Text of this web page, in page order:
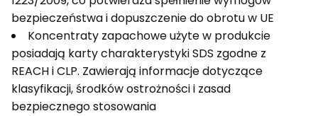
bezpieczeństwa i dopuszczenie do obrotu w UE
Koncentraty zapachowe użyte w produkcie
posiadają karty charakterystyki SDS zgodne z
REACH i CLP. Zawierają informacje dotyczące
klasyfikacji, środków ostrożności i zasad
bezpiecznego stosowania